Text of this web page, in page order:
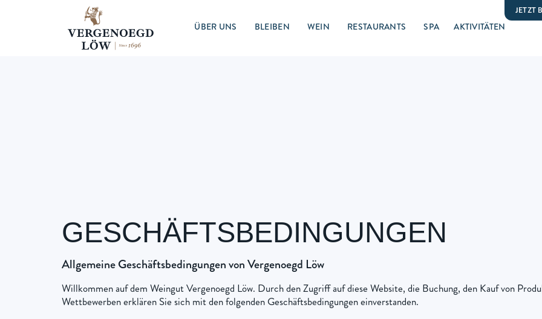
JETZT
ÜBER UNS BLEIBEN WEIN RESTAURANTS SPA AKTIVITÄTEN
GESCHÄFTSBEDINGUNGEN
Allgemeine Geschäftsbedingungen von Vergenoegd Löw
Willkommen auf dem Weingut Vergenoegd Löw. Durch den Zugriff auf diese Website, die Buchung, den Kauf von
Wettbewerben erklären Sie sich mit den folgenden Geschäftsbedingungen einverstanden.